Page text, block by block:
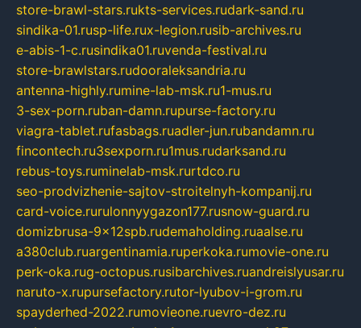
store-brawl-stars.rukts-services.rudark-sand.ru
sindika-01.rusp-life.rux-legion.rusib-archives.ru
e-abis-1-c.rusindika01.ruvenda-festival.ru
store-brawlstars.rudooraleksandria.ru
antenna-highly.rumine-lab-msk.ru1-mus.ru
3-sex-porn.ruban-damn.rupurse-factory.ru
viagra-tablet.rufasbags.ruadler-jun.rubandamn.ru
fincontech.ru3sexporn.ru1mus.rudarksand.ru
rebus-toys.ruminelab-msk.rurtdco.ru
seo-prodvizhenie-sajtov-stroitelnyh-kompanij.ru
card-voice.rurulonnyygazon177.rusnow-guard.ru
domizbrusa-9x12spb.rudemaholding.ruaalse.ru
a380club.ruargentinamia.ruperkoka.rumovie-one.ru
perk-oka.rug-octopus.rusibarchives.ruandreislyusar.ru
naruto-x.rupursefactory.rutor-lyubov-i-grom.ru
spayderhed-2022.rumovieone.ruevro-dez.ru